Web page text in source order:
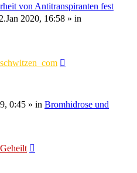
von Antitranspiranten fest
2020, 16:58 » in
schwitzen_com
0:45 » in Bromhidrose und
Geheilt